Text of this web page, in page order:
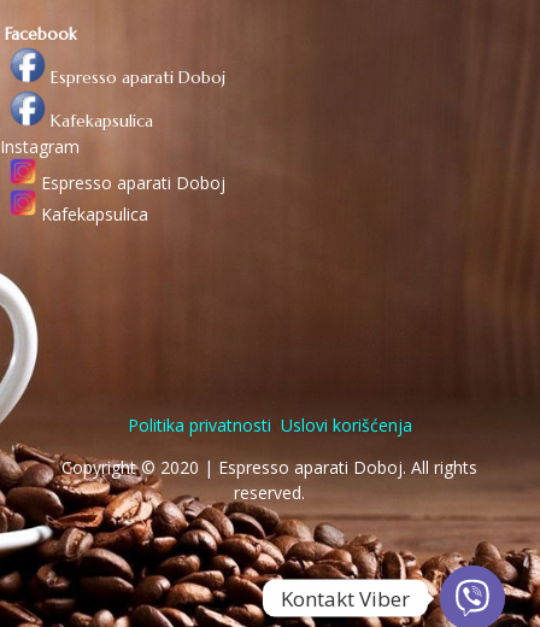
Facebook
Espresso aparati Doboj
Kafekapsulica
Instagram
Espresso aparati Doboj
Kafekapsulica
Politika privatnosti Uslovi korišćenja
Copyright © 2020 | Espresso aparati Doboj. All rights
reserved.
Kontakt Viber